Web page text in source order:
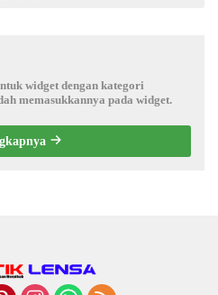
widget dengan kategori
memasukkannya pada widget.